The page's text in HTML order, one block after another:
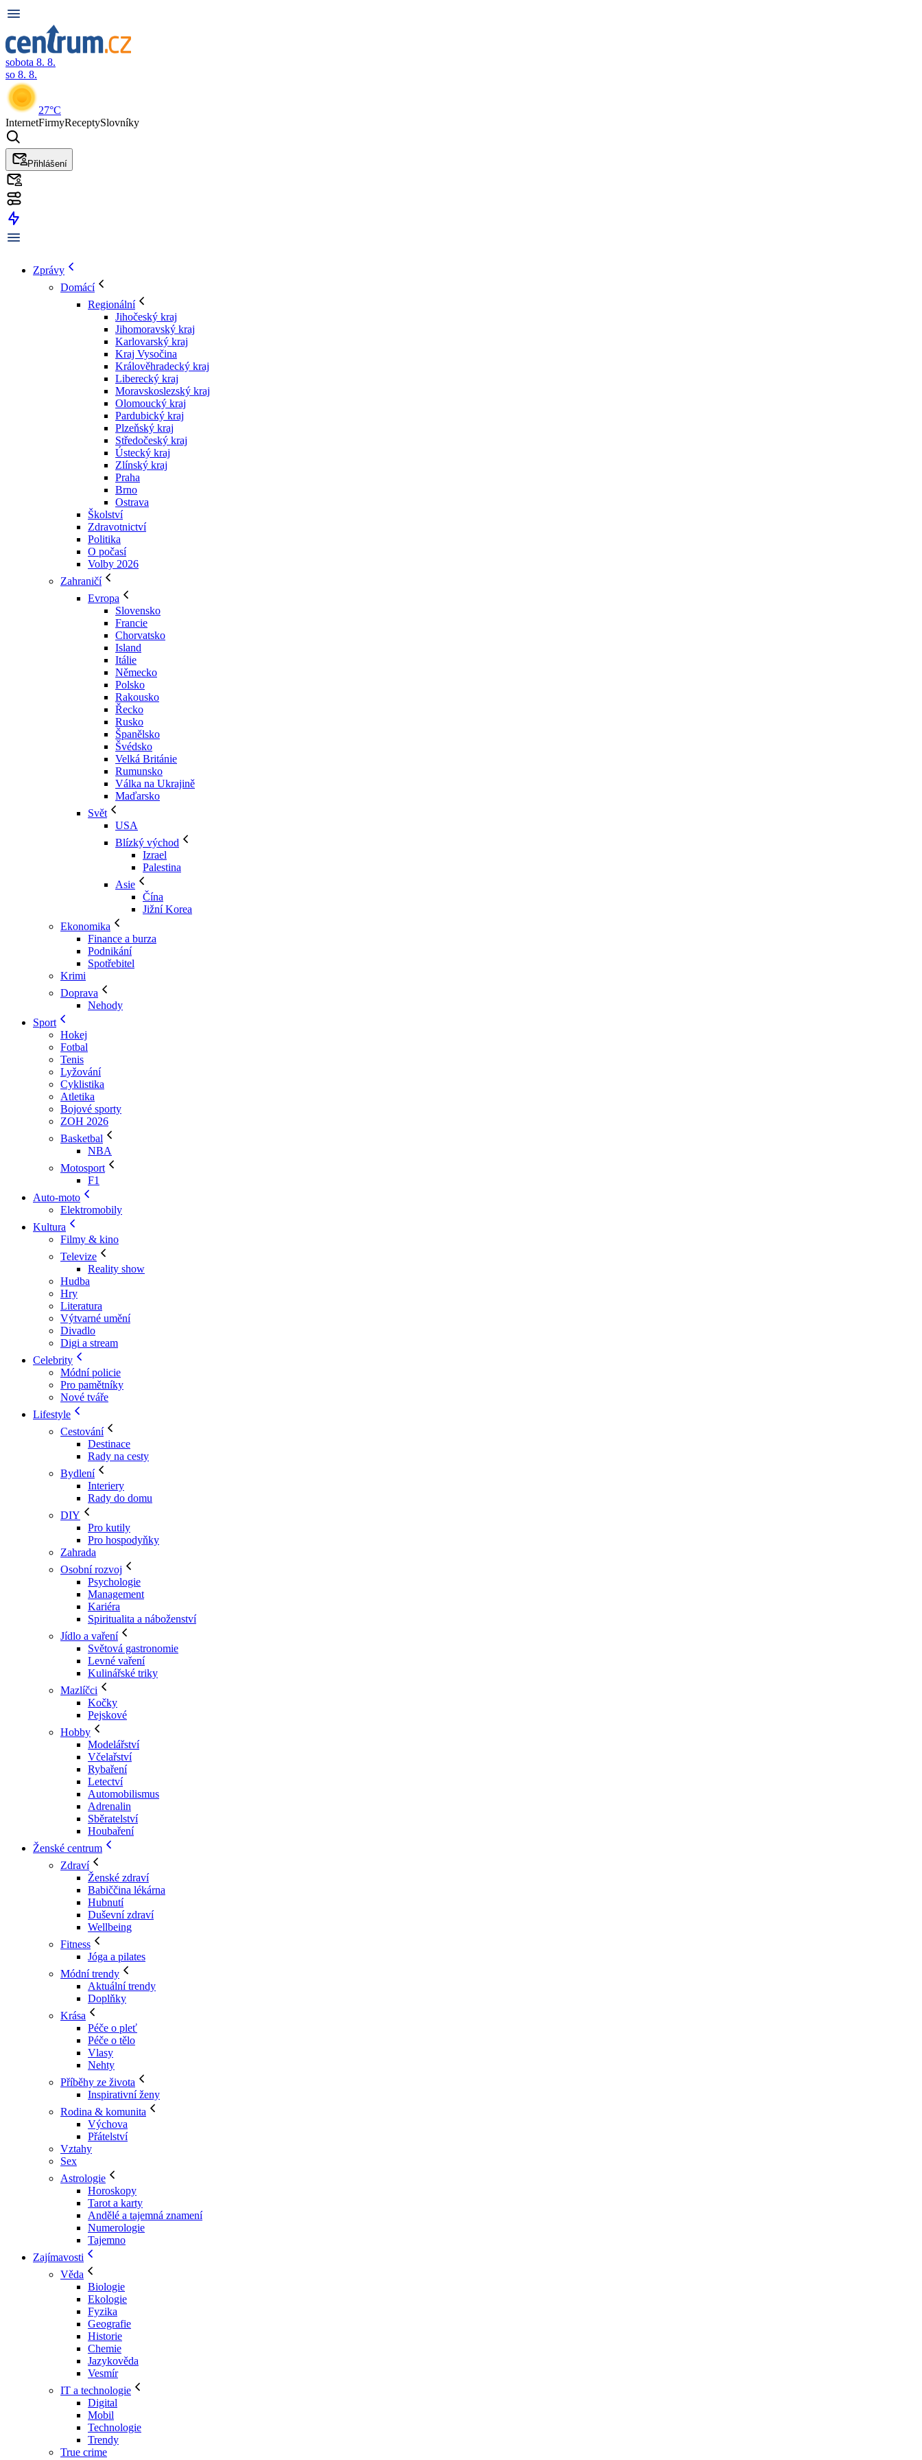
sobota 8. 8.
so 8. 8.
27°C
InternetFirmyReceptySlovníky
Přihlášení
Zprávy
Domácí
Regionální
Jihočeský kraj
Jihomoravský kraj
Karlovarský kraj
Kraj Vysočina
Králověhradecký kraj
Liberecký kraj
Moravskoslezský kraj
Olomoucký kraj
Pardubický kraj
Plzeňský kraj
Středočeský kraj
Ústecký kraj
Zlínský kraj
Praha
Brno
Ostrava
Školství
Zdravotnictví
Politika
O počasí
Volby 2026
Zahraničí
Evropa
Slovensko
Francie
Chorvatsko
Island
Itálie
Německo
Polsko
Rakousko
Řecko
Rusko
Španělsko
Švédsko
Velká Británie
Rumunsko
Válka na Ukrajině
Maďarsko
Svět
USA
Blízký východ
Izrael
Palestina
Asie
Čína
Jižní Korea
Ekonomika
Finance a burza
Podnikání
Spotřebitel
Krimi
Doprava
Nehody
Sport
Hokej
Fotbal
Tenis
Lyžování
Cyklistika
Atletika
Bojové sporty
ZOH 2026
Basketbal
NBA
Motosport
F1
Auto-moto
Elektromobily
Kultura
Filmy & kino
Televize
Reality show
Hudba
Hry
Literatura
Výtvarné umění
Divadlo
Digi a stream
Celebrity
Módní policie
Pro pamětníky
Nové tváře
Lifestyle
Cestování
Destinace
Rady na cesty
Bydlení
Interiery
Rady do domu
DIY
Pro kutily
Pro hospodyňky
Zahrada
Osobní rozvoj
Psychologie
Management
Kariéra
Spiritualita a náboženství
Jídlo a vaření
Světová gastronomie
Levné vaření
Kulinářské triky
Mazlíčci
Kočky
Pejskové
Hobby
Modelářství
Včelařství
Rybaření
Letectví
Automobilismus
Adrenalin
Sběratelství
Houbaření
Ženské centrum
Zdraví
Ženské zdraví
Babiččina lékárna
Hubnutí
Duševní zdraví
Wellbeing
Fitness
Jóga a pilates
Módní trendy
Aktuální trendy
Doplňky
Krása
Péče o pleť
Péče o tělo
Vlasy
Nehty
Příběhy ze života
Inspirativní ženy
Rodina & komunita
Výchova
Přátelství
Vztahy
Sex
Astrologie
Horoskopy
Tarot a karty
Andělé a tajemná znamení
Numerologie
Tajemno
Zajímavosti
Věda
Biologie
Ekologie
Fyzika
Geografie
Historie
Chemie
Jazykověda
Vesmír
IT a technologie
Digital
Mobil
Technologie
Trendy
True crime